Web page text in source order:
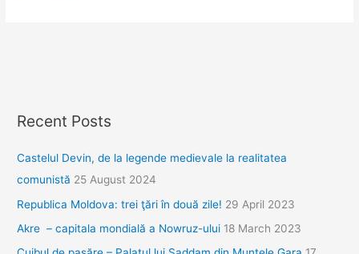
Recent Posts
Castelul Devin, de la legende medievale la realitatea
comunistă 25 August 2024
Republica Moldova: trei ţări în două zile! 29 April 2023
Akre – capitala mondială a Nowruz-ului 18 March 2023